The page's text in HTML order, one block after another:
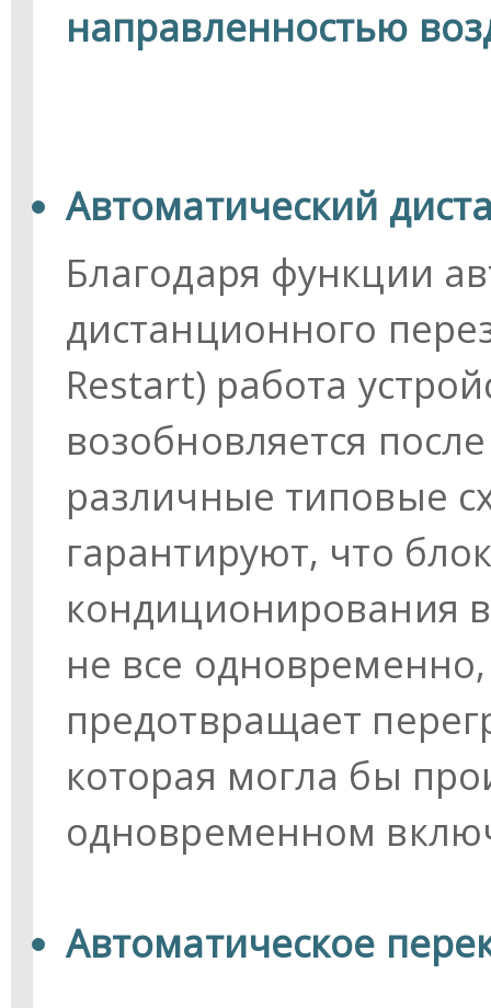
направленностью
Автоматический
Благодаря функции
дистанционного
Restart) работа
возобновляется
различные типовые
гарантируют, что
кондиционирования
не все
предотвращает
которая могла бы
одновременном
Автоматическое